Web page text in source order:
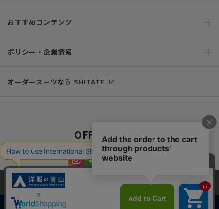
おすすめコンテンツ
ポリシー・企業情報
オーダースーツなら SHITATE
OFFICIAL SNS
当サイトでは、快適な閲覧体験とコンテンツ改善のためにCookieを使用
しています。閲覧を続けることで、Cookieの使用に同意したものとみな